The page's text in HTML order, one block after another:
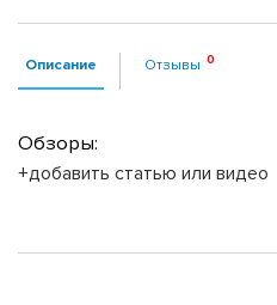
Описание Отзывы
Обзоры:
+добавить статью или видео